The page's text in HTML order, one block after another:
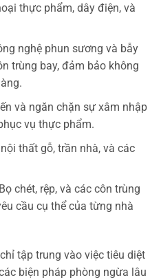
thực phẩm, dây điện, và
nghệ phun sương và bẫy
trùng bay, đảm bảo không
và ngăn chặn sự xâm nhập
vụ thực phẩm.
thất gỗ, trần nhà, và các
chét, rệp, và các côn trùng
cầu cụ thể của từng nhà
tập trung vào việc tiêu diệt
biện pháp phòng ngừa lâu